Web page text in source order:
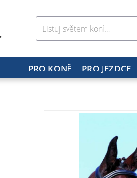
PRO KONĚ PRO JEZDCE